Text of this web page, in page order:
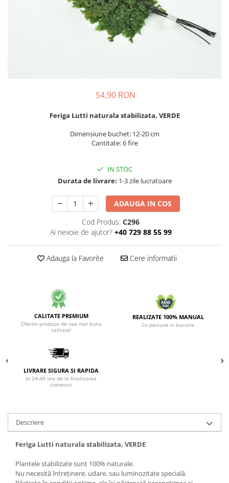
54,90 RON
Feriga Lutti naturala stabilizata, VERDE
Dimensiune buchet: 12-20 cm
Cantitate: 6 fire
IN STOC
Durata de livrare: 1-3 zile lucratoare
ADAUGA IN COS
Cod Produs: C296
Ai nevoie de ajutor? +40 729 88 55 99
Adauga la Favorite Cere informatii
CALITATE PREMIUM
Oferim produse de cea mai buna
calitate!
REALIZATE 100% MANUAL
Cu pasiune si bucurie
LIVRARE SIGURA SI RAPIDA
In 24-48 ore de la finalizarea
comenzii
Descriere
Feriga Lutti naturala stabilizata, VERDE
Plantele stabilizate sunt 100% naturale.
Nu necesită întreținere, udare, sau luminozitate specială.